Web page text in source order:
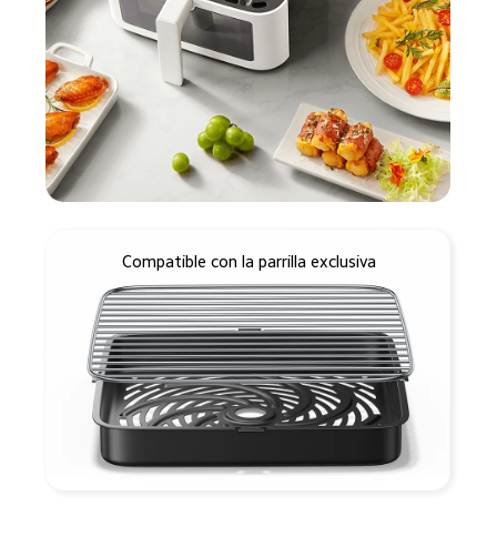
Compatible con la parrilla exclusiva